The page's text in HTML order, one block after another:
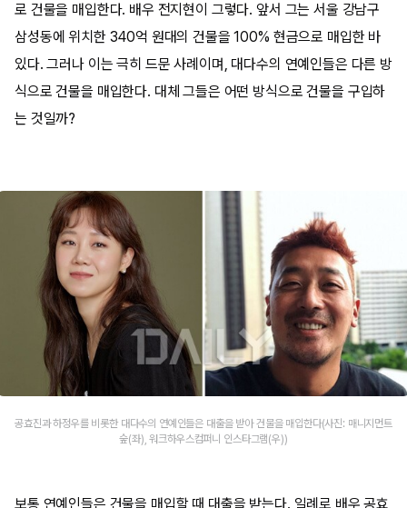
로 건물을 매입한다. 배우 전지현이 그렇다. 앞서 그는 서울 강남구
삼성동에 위치한 340억 원대의 건물을 100% 현금으로 매입한 바
있다. 그러나 이는 극히 드문 사례이며, 대다수의 연예인들은 다른 방
식으로 건물을 매입한다. 대체 그들은 어떤 방식으로 건물을 구입하
는 것일까?
공효진과 하정우를 비롯한 대다수의 연예인들은 대출을 받아 건물을 매입한다(사진: 매니지먼트
숲(좌), 워크하우스컴퍼니 인스타그램(우))
보통 연예인들은 건물을 매입할 때 대출을 받는다. 일례로 배우 공효